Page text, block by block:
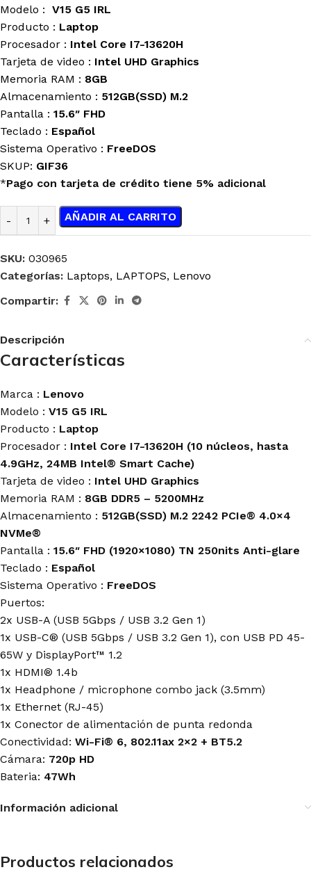
Modelo : V15 G5 IRL
Producto : Laptop
Procesador : Intel Core I7-13620H
Tarjeta de video : Intel UHD Graphics
Memoria RAM : 8GB
Almacenamiento : 512GB(SSD) M.2
Pantalla : 15.6″ FHD
Teclado : Español
Sistema Operativo : FreeDOS
SKUP: GIF36
*Pago con tarjeta de crédito tiene 5% adicional
AÑADIR AL CARRITO
SKU: 030965
Categorías: Laptops, LAPTOPS, Lenovo
Compartir:
Descripción
Características
Marca : Lenovo
Modelo : V15 G5 IRL
Producto : Laptop
Procesador : Intel Core I7-13620H (10 núcleos, hasta
4.9GHz, 24MB Intel® Smart Cache)
Tarjeta de video : Intel UHD Graphics
Memoria RAM : 8GB DDR5 – 5200MHz
Almacenamiento : 512GB(SSD) M.2 2242 PCIe® 4.0×4
NVMe®
Pantalla : 15.6″ FHD (1920×1080) TN 250nits Anti-glare
Teclado : Español
Sistema Operativo : FreeDOS
Puertos:
2x USB-A (USB 5Gbps / USB 3.2 Gen 1)
1x USB-C® (USB 5Gbps / USB 3.2 Gen 1), con USB PD 45-
65W y DisplayPort™ 1.2
1x HDMI® 1.4b
1x Headphone / microphone combo jack (3.5mm)
1x Ethernet (RJ-45)
1x Conector de alimentación de punta redonda
Conectividad: Wi-Fi® 6, 802.11ax 2×2 + BT5.2
Cámara: 720p HD
Bateria: 47Wh
Información adicional
Productos relacionados